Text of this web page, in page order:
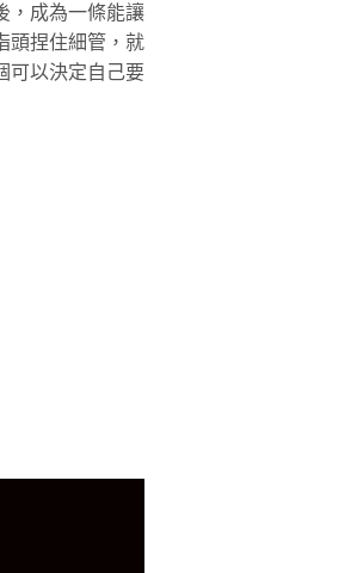
，成為一條能讓
頭捏住細管，就
可以決定自己要